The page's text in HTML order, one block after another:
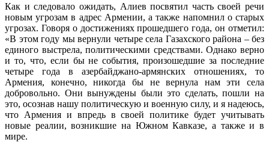
Как и следовало ожидать, Алиев посвятил часть своей речи
новым угрозам в адрес Армении, а также напомнил о старых
угрозах. Говоря о достижениях прошедшего года, он отметил:
«В этом году мы вернули четыре села Газахского района – без
единого выстрела, политическими средствами. Однако верно
и то, что, если бы не события, произошедшие за последние
четыре года в азербайджано-армянских отношениях, то
Армения, конечно, никогда бы не вернула нам эти села
добровольно. Они вынуждены были это сделать, пошли на
это, осознав нашу политическую и военную силу, и я надеюсь,
что Армения и впредь в своей политике будет учитывать
новые реалии, возникшие на Южном Кавказе, а также и в
мире.